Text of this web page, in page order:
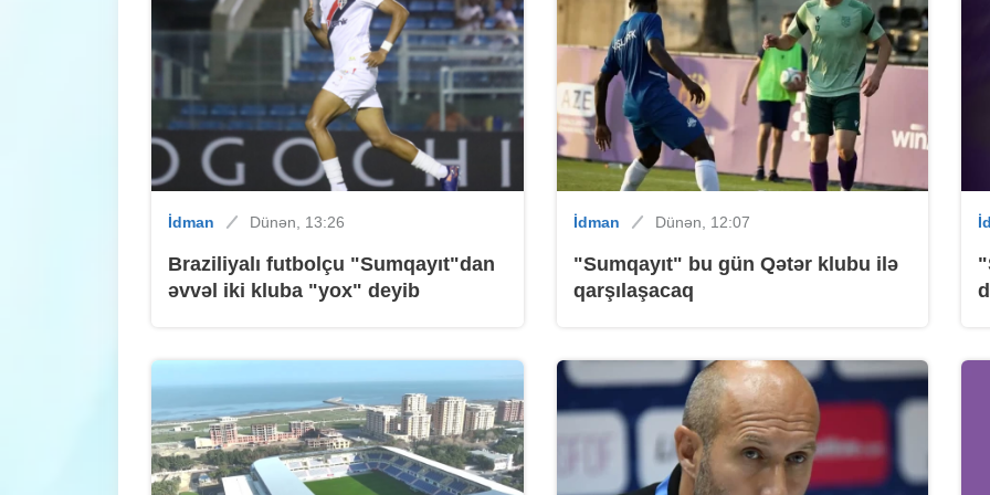
İdman Dünən, 13:26
Braziliyalı futbolçu "Sumqayıt"dan
əvvəl iki kluba "yox" deyib
İdman Dünən, 12:07
"Sumqayıt" bu gün Qətər klubu ilə
qarşılaşacaq